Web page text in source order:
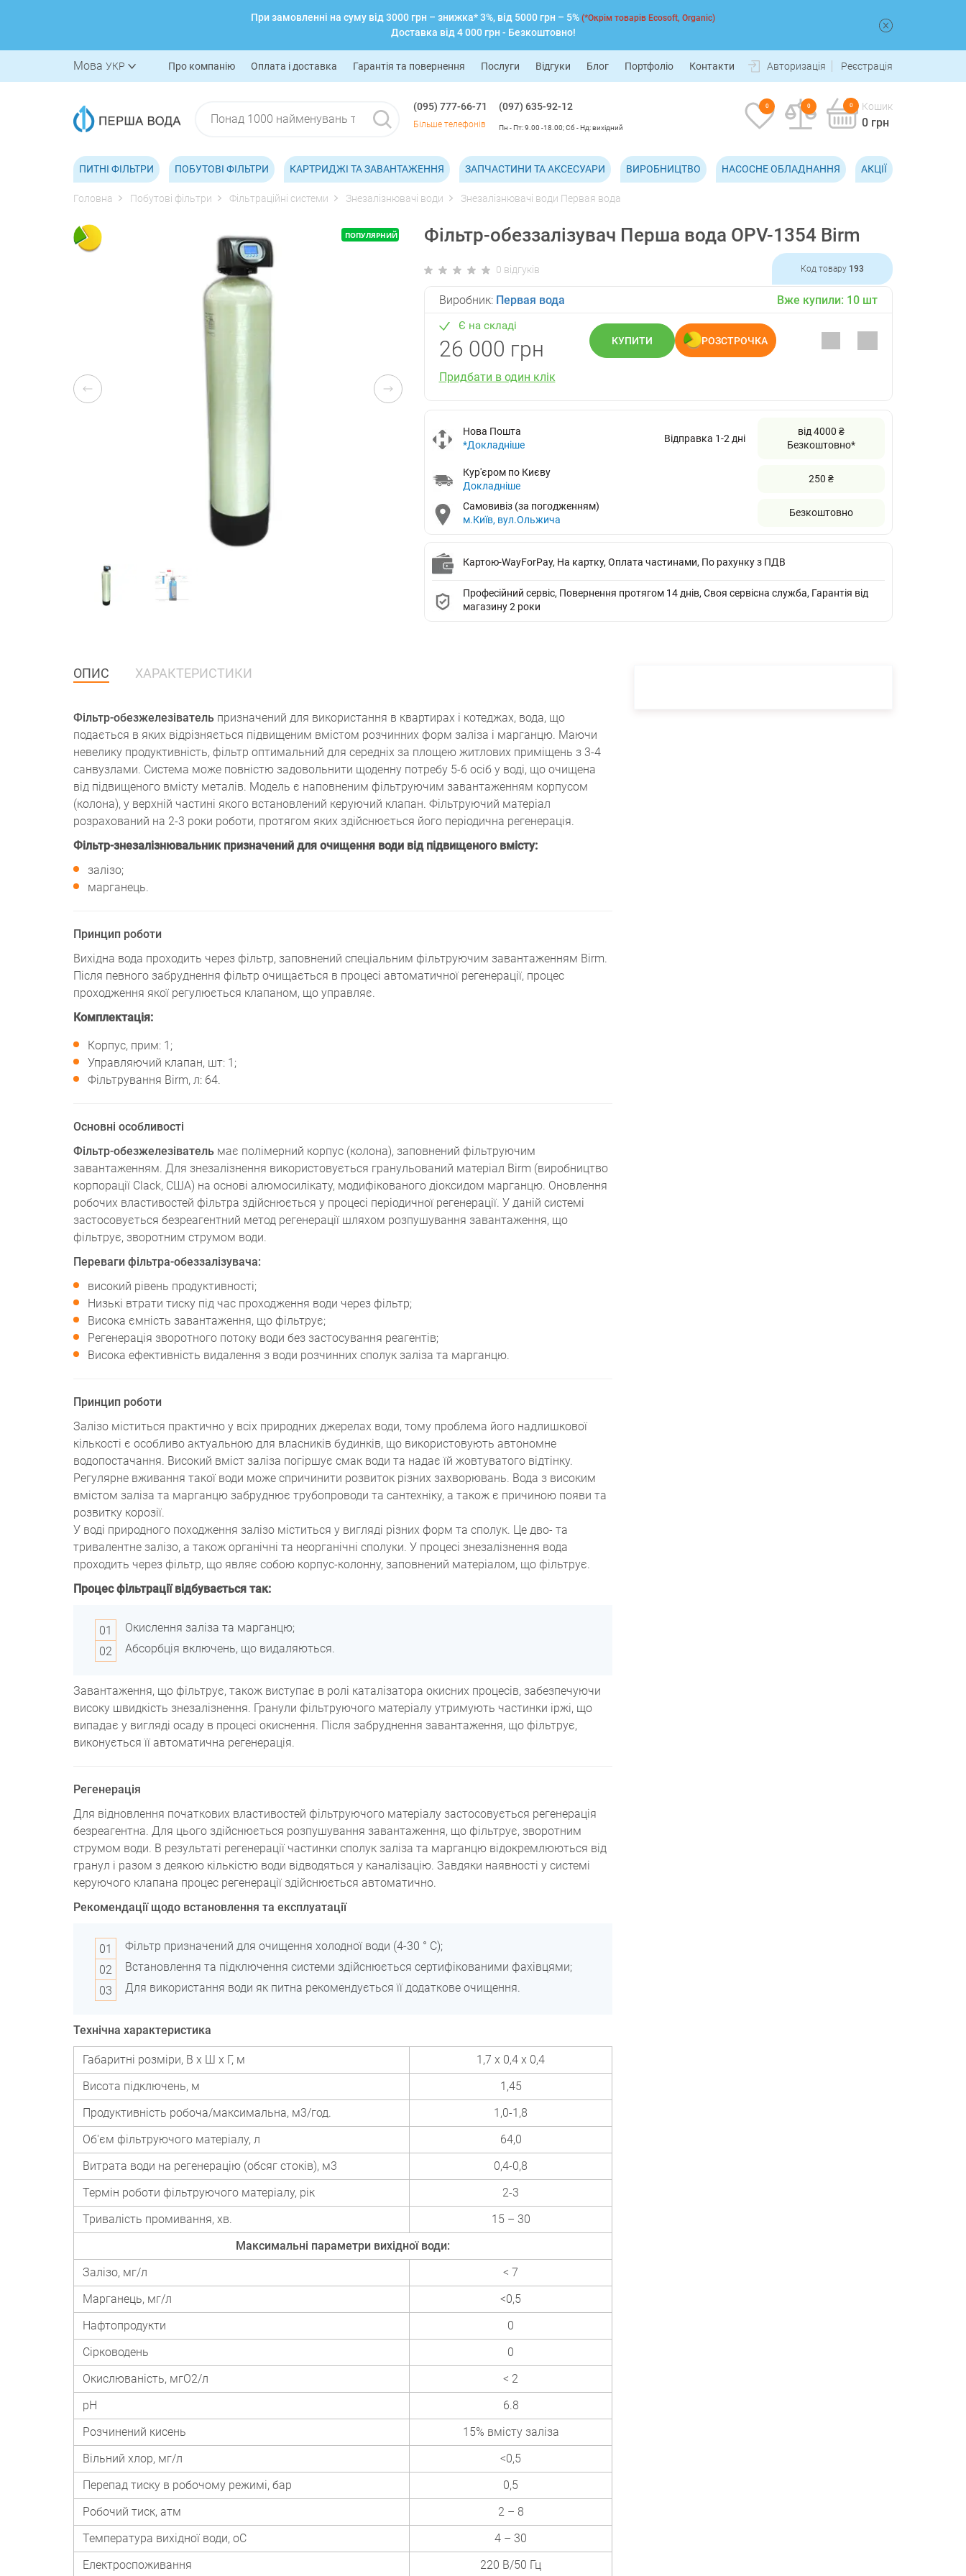
При замовленні на суму від 3000 грн – знижка* 3%, від 5000 грн – 5% (*Окрім товарів Ecosoft, Organic)
Доставка від 4 000 грн - Безкоштовно!
Мова УКР Про компанію Оплата і доставка Гарантія та повернення Послуги Відгуки Блог Портфоліо Контакти Авторизація Реєстрація
(095) 777-66-71
Більше телефонів
(097) 635-92-12
Пн - Пт: 9.00 -18.00; Сб - Нд: вихідний
0 0 0 Кошик
0 грн
ПИТНІ ФІЛЬТРИ ПОБУТОВІ ФІЛЬТРИ КАРТРИДЖІ ТА ЗАВАНТАЖЕННЯ ЗАПЧАСТИНИ ТА АКСЕСУАРИ ВИРОБНИЦТВО НАСОСНЕ ОБЛАДНАННЯ АКЦІЇ
Головна Побутові фільтри Фільтраційні системи Знезалізнювачі води Знезалізнювачі води Первая вода
ПОПУЛЯРНИЙ Фільтр-обеззалізувач Перша вода OPV-1354 Birm
0 відгуків Код товару 193
Виробник: Первая вода Вже купили: 10 шт
Є на складі
26 000 грн КУПИТИ РОЗСТРОЧКА
Придбати в один клік
Нова Пошта
*Докладніше
Відправка 1-2 дні
від 4000 ₴
Безкоштовно*
Кур'єром по Києву
Докладніше
250 ₴
Самовивіз (за погодженням)
м.Київ, вул.Ольжича
Безкоштовно
Картою-WayForPay, На картку, Оплата частинами, По рахунку з ПДВ
Професійний сервіс, Повернення протягом 14 днів, Своя сервісна служба, Гарантія від
магазину 2 роки
ОПИС ХАРАКТЕРИСТИКИ
Фільтр-обезжелезіватель призначений для використання в квартирах і котеджах, вода, що
подається в яких відрізняється підвищеним вмістом розчинних форм заліза і марганцю. Маючи
невелику продуктивність, фільтр оптимальний для середніх за площею житлових приміщень з 3-4
санвузлами. Система може повністю задовольнити щоденну потребу 5-6 осіб у воді, що очищена
від підвищеного вмісту металів. Модель є наповненим фільтруючим завантаженням корпусом
(колона), у верхній частині якого встановлений керуючий клапан. Фільтруючий матеріал
розрахований на 2-3 роки роботи, протягом яких здійснюється його періодична регенерація.
Фільтр-знезалізнювальник призначений для очищення води від підвищеного вмісту:
залізо;
марганець.
Принцип роботи
Вихідна вода проходить через фільтр, заповнений спеціальним фільтруючим завантаженням Birm.
Після певного забруднення фільтр очищається в процесі автоматичної регенерації, процес
проходження якої регулюється клапаном, що управляє.
Комплектація:
Корпус, прим: 1;
Управляючий клапан, шт: 1;
Фільтрування Birm, л: 64.
Основні особливості
Фільтр-обезжелезіватель має полімерний корпус (колона), заповнений фільтруючим
завантаженням. Для знезалізнення використовується гранульований матеріал Birm (виробництво
корпорації Clack, США) на основі алюмосилікату, модифікованого діоксидом марганцю. Оновлення
робочих властивостей фільтра здійснюється у процесі періодичної регенерації. У даній системі
застосовується безреагентний метод регенерації шляхом розпушування завантаження, що
фільтрує, зворотним струмом води.
Переваги фільтра-обеззалізувача:
високий рівень продуктивності;
Низькі втрати тиску під час проходження води через фільтр;
Висока ємність завантаження, що фільтрує;
Регенерація зворотного потоку води без застосування реагентів;
Висока ефективність видалення з води розчинних сполук заліза та марганцю.
Принцип роботи
Залізо міститься практично у всіх природних джерелах води, тому проблема його надлишкової
кількості є особливо актуальною для власників будинків, що використовують автономне
водопостачання. Високий вміст заліза погіршує смак води та надає їй жовтуватого відтінку.
Регулярне вживання такої води може спричинити розвиток різних захворювань. Вода з високим
вмістом заліза та марганцю забруднює трубопроводи та сантехніку, а також є причиною появи та
розвитку корозії.
У воді природного походження залізо міститься у вигляді різних форм та сполук. Це дво- та
тривалентне залізо, а також органічні та неорганічні сполуки. У процесі знезалізнення вода
проходить через фільтр, що являє собою корпус-колонну, заповнений матеріалом, що фільтрує.
Процес фільтрації відбувається так:
Окислення заліза та марганцю;
Абсорбція включень, що видаляються.
Завантаження, що фільтрує, також виступає в ролі каталізатора окисних процесів, забезпечуючи
високу швидкість знезалізнення. Гранули фільтруючого матеріалу утримують частинки іржі, що
випадає у вигляді осаду в процесі окиснення. Після забруднення завантаження, що фільтрує,
виконується її автоматична регенерація.
Регенерація
Для відновлення початкових властивостей фільтруючого матеріалу застосовується регенерація
безреагентна. Для цього здійснюється розпушування завантаження, що фільтрує, зворотним
струмом води. В результаті регенерації частинки сполук заліза та марганцю відокремлюються від
гранул і разом з деякою кількістю води відводяться у каналізацію. Завдяки наявності у системі
керуючого клапана процес регенерації здійснюється автоматично.
Рекомендації щодо встановлення та експлуатації
Фільтр призначений для очищення холодної води (4-30 ° C);
Встановлення та підключення системи здійснюється сертифікованими фахівцями;
Для використання води як питна рекомендується її додаткове очищення.
Технічна характеристика
Габаритні розміри, В х Ш х Г, м
1,7 х 0,4 х 0,4
Висота підключень, м
1,45
Продуктивність робоча/максимальна, м3/год.
1,0-1,8
Об'єм фільтруючого матеріалу, л
64,0
Витрата води на регенерацію (обсяг стоків), м3
0,4-0,8
Термін роботи фільтруючого матеріалу, рік
2-3
Тривалість промивання, хв.
15 – 30
Максимальні параметри вихідної води:
Залізо, мг/л
< 7
Марганець, мг/л
<0,5
Нафтопродукти
0
Сірководень
0
Окислюваність, мгО2/л
< 2
рН
6.8
Розчинений кисень
15% вмісту заліза
Вільний хлор, мг/л
<0,5
Перепад тиску в робочому режимі, бар
0,5
Робочий тиск, атм
2 – 8
Температура вихідної води, оС
4 – 30
Електроспоживання
220 В/50 Гц